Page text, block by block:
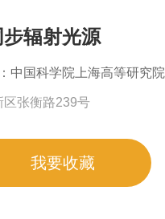
辐射光源
中国科学院上海高等研究院
区张衡路239号
我要收藏